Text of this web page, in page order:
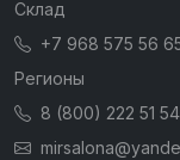
Склад
+7 968 575 56
Регионы
8 (800) 222 51 54